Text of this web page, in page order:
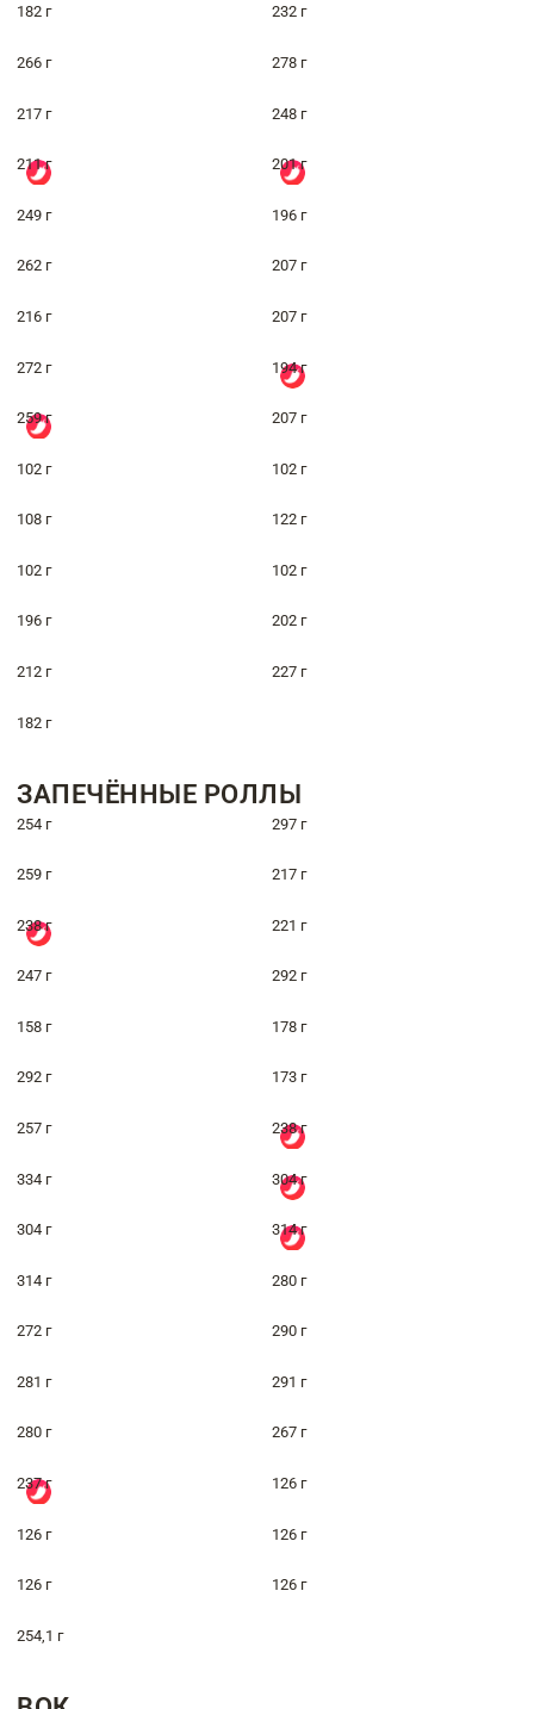
182 г 232 г
266 г 278 г
217 г 248 г
211 г 201 г
249 г 196 г
262 г 207 г
216 г 207 г
272 г 194 г
259 г 207 г
102 г 102 г
108 г 122 г
102 г 102 г
196 г 202 г
212 г 227 г
182 г
ЗАПЕЧЁННЫЕ РОЛЛЫ
254 г 297 г
259 г 217 г
238 г 221 г
247 г 292 г
158 г 178 г
292 г 173 г
257 г 238 г
334 г 304 г
304 г 314 г
314 г 280 г
272 г 290 г
281 г 291 г
280 г 267 г
237 г 126 г
126 г 126 г
126 г 126 г
254,1 г